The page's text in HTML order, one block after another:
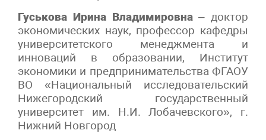
Гуськова Ирина Владимировна– доктор
экономических наук, профессор кафедры
университетского менеджмента и
инноваций в образовании, Институт
экономики и предпринимательства ФГАОУ
ВО «Национальный исследовательский
Нижегородский государственный
университет им. Н.И. Лобачевского», г.
Нижний Новгород